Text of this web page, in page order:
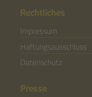
Rechtliches
Impressum
Haftungsausschluss
Datenschutz
Presse